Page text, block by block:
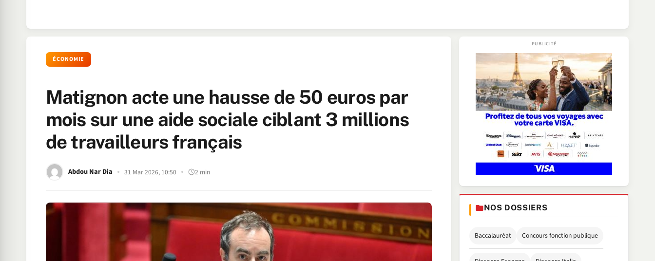
ÉCONOMIE
Matignon acte une hausse de 50 euros par
mois sur une aide sociale ciblant 3 millions
de travailleurs français
Abdou Nar Dia 31 Mar 2026, 10:50 2 min
NOS DOSSIERS
Baccalauréat Concours fonction publique